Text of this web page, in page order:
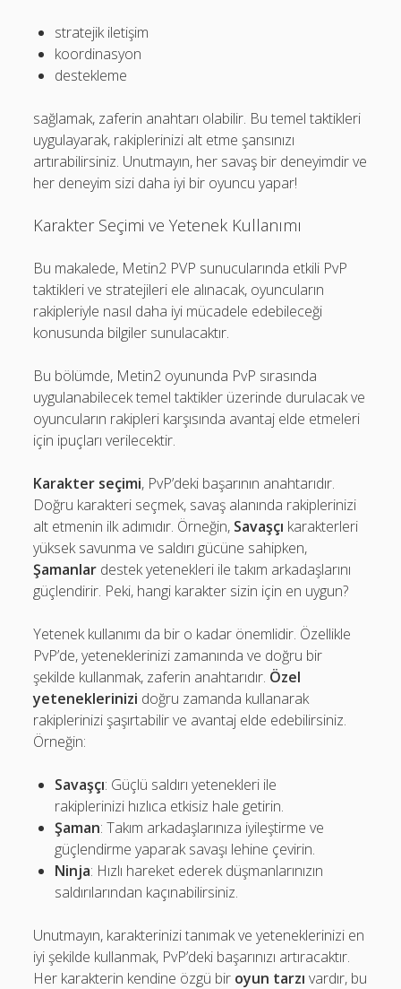
stratejik iletişim
koordinasyon
destekleme
sağlamak, zaferin anahtarı olabilir. Bu temel taktikleri
uygulayarak, rakiplerinizi alt etme şansınızı
artırabilirsiniz. Unutmayın, her savaş bir deneyimdir ve
her deneyim sizi daha iyi bir oyuncu yapar!
Karakter Seçimi ve Yetenek Kullanımı
Bu makalede, Metin2 PVP sunucularında etkili PvP
taktikleri ve stratejileri ele alınacak, oyuncuların
rakipleriyle nasıl daha iyi mücadele edebileceği
konusunda bilgiler sunulacaktır.
Bu bölümde, Metin2 oyununda PvP sırasında
uygulanabilecek temel taktikler üzerinde durulacak ve
oyuncuların rakipleri karşısında avantaj elde etmeleri
için ipuçları verilecektir.
Karakter seçimi, PvP’deki başarının anahtarıdır.
Doğru karakteri seçmek, savaş alanında rakiplerinizi
alt etmenin ilk adımıdır. Örneğin, Savaşçı karakterleri
yüksek savunma ve saldırı gücüne sahipken,
Şamanlar destek yetenekleri ile takım arkadaşlarını
güçlendirir. Peki, hangi karakter sizin için en uygun?
Yetenek kullanımı da bir o kadar önemlidir. Özellikle
PvP’de, yeteneklerinizi zamanında ve doğru bir
şekilde kullanmak, zaferin anahtarıdır. Özel
yeteneklerinizi doğru zamanda kullanarak
rakiplerinizi şaşırtabilir ve avantaj elde edebilirsiniz.
Örneğin:
Savaşçı: Güçlü saldırı yetenekleri ile
rakiplerinizi hızlıca etkisiz hale getirin.
Şaman: Takım arkadaşlarınıza iyileştirme ve
güçlendirme yaparak savaşı lehine çevirin.
Ninja: Hızlı hareket ederek düşmanlarınızın
saldırılarından kaçınabilirsiniz.
Unutmayın, karakterinizi tanımak ve yeteneklerinizi en
iyi şekilde kullanmak, PvP’deki başarınızı artıracaktır.
Her karakterin kendine özgü bir oyun tarzı vardır, bu